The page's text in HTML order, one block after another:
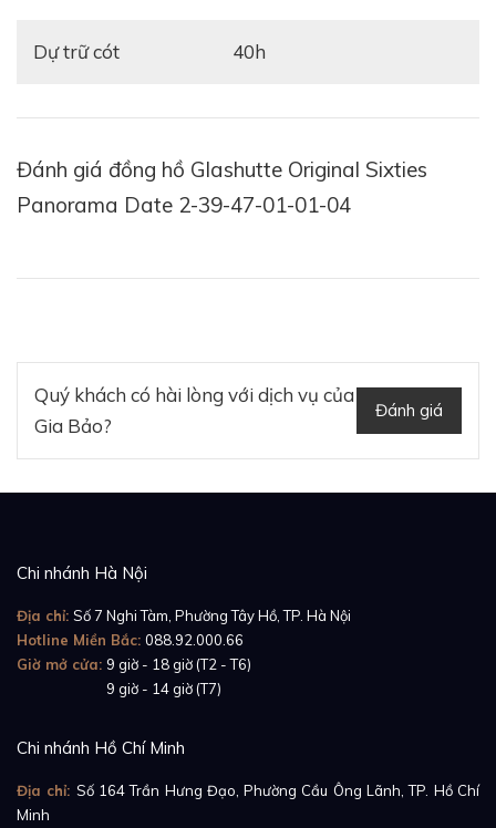
Dự trữ cót 40h
Đánh giá đồng hồ Glashutte Original Sixties
Panorama Date 2-39-47-01-01-04
Quý khách có hài lòng với dịch vụ của
Gia Bảo?
Đánh giá
Chi nhánh Hà Nội
Địa chỉ: Số 7 Nghi Tàm, Phường Tây Hồ, TP. Hà Nội
Hotline Miền Bắc: 088.92.000.66
Giờ mở cửa: 9 giờ - 18 giờ (T2 - T6)
9 giờ - 14 giờ (T7)
Chi nhánh Hồ Chí Minh
Địa chỉ: Số 164 Trần Hưng Đạo, Phường Cầu Ông Lãnh, TP. Hồ Chí
Minh